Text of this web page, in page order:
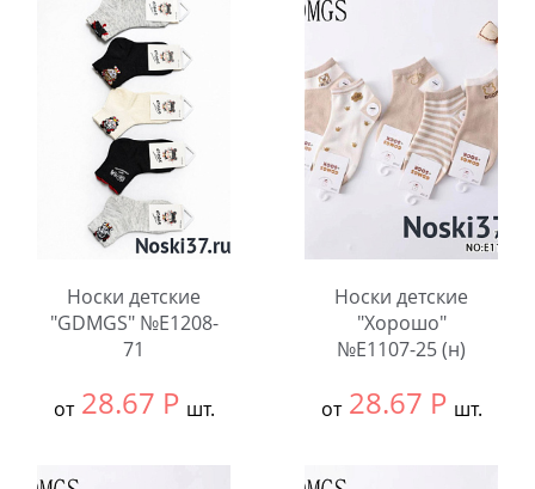
Носки детские
"GDMGS" №Е1208-
71
от 28.67 Р шт.
Носки детские
"Хорошо"
№E1107-25 (н)
от 28.67 Р шт.